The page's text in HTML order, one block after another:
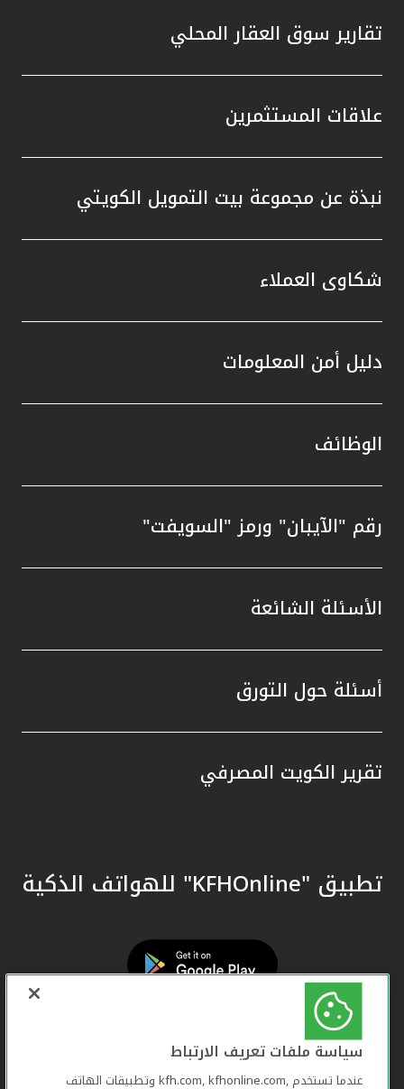
تقارير سوق العقار المحلي
علاقات المستثمرين
نبذة عن مجموعة بيت التمويل الكويتي
شكاوى العملاء
دليل أمن المعلومات
الوظائف
رقم "الآيبان" ورمز "السويفت"
الأسئلة الشائعة
أسئلة حول التورق
تقرير الكويت المصرفي
تطبيق "KFHOnline" للهواتف الذكية
سياسة ملفات تعريف الارتباط
عندما تستخدم ,kfh.com, kfhonline.com وتطبيقات الهاتف